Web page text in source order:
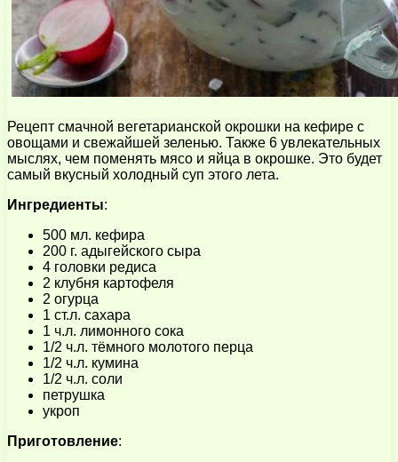
Рецепт смачной вегетарианской окрошки на кефире с
овощами и свежайшей зеленью. Также 6 увлекательных
мыслях, чем поменять мясо и яйца в окрошке. Это будет
самый вкусный холодный суп этого лета.
Ингредиенты:
500 мл. кефира
200 г. адыгейского сыра
4 головки редиса
2 клубня картофеля
2 огурца
1 ст.л. сахара
1 ч.л. лимонного сока
1/2 ч.л. тёмного молотого перца
1/2 ч.л. кумина
1/2 ч.л. соли
петрушка
укроп
Приготовление: